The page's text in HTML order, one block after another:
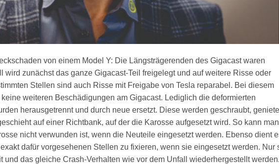
von einem Model Y: Die Längsträgerenden des Gigacast waren
wird zunächst das ganze Gigacast-Teil freigelegt und auf weitere Risse oder
Stellen sind auch Risse mit Freigabe von Tesla reparabel. Bei diesem
weiteren Beschädigungen am Gigacast. Lediglich die deformierten
herausgetrennt und durch neue ersetzt. Diese werden geschraubt,
auf einer Richtbank, auf der die Karosse aufgesetzt wird. So kann man
nicht verwunden ist, wenn die Neuteile eingesetzt werden. Ebenso dient
dafür vorgesehenen Stellen zu fixieren, wenn sie eingesetzt werden. Nur
und das gleiche Crash-Verhalten wie vor dem Unfall wiederhergestellt werden.